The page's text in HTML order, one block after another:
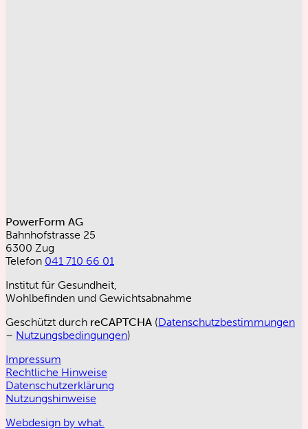
PowerForm AG
Bahnhofstrasse 25
6300 Zug
Telefon 041 710 66 01
Institut für Gesundheit,
Wohlbefinden und Gewichtsabnahme
Geschützt durch reCAPTCHA (Datenschutzbestimmungen
– Nutzungsbedingungen)
Impressum
Rechtliche Hinweise
Datenschutzerklärung
Nutzungshinweise
Webdesign by what.